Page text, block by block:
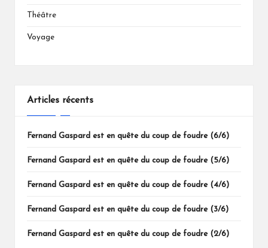
Théâtre
Voyage
Articles récents
Fernand Gaspard est en quête du coup de foudre (6/6)
Fernand Gaspard est en quête du coup de foudre (5/6)
Fernand Gaspard est en quête du coup de foudre (4/6)
Fernand Gaspard est en quête du coup de foudre (3/6)
Fernand Gaspard est en quête du coup de foudre (2/6)